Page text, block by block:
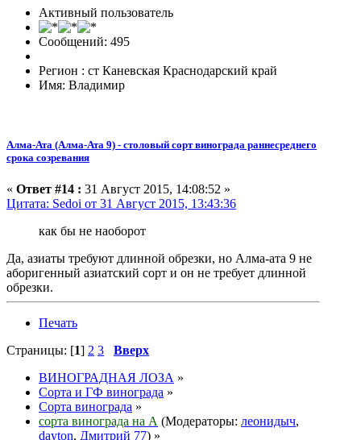
Активный пользователь
Сообщений: 495
Регион : ст Каневская Краснодарский край
Имя: Владимир
Алма-Ата (Алма-Ата 9) - столовый сорт винограда раннесреднего
срока созревания
« Ответ #14 : 31 Август 2015, 14:08:52 »
Цитата: Sedoi от 31 Август 2015, 13:43:36
как бы не наоборот
Да, азиаты требуют длинной обрезки, но Алма-ата 9 не
аборигенный азиатский сорт и он не требует длинной
обрезки.
Печать
Страницы: [1] 2 3
Вверх
ВИНОГРАДНАЯ ЛОЗА »
Сорта и ГФ винограда »
Сорта винограда »
сорта винограда на А (Модераторы: леонидыч,
dayton, Дмитрий 77) »